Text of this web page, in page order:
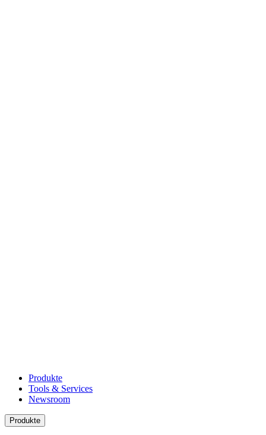
Produkte
Tools & Services
Newsroom
Produkte